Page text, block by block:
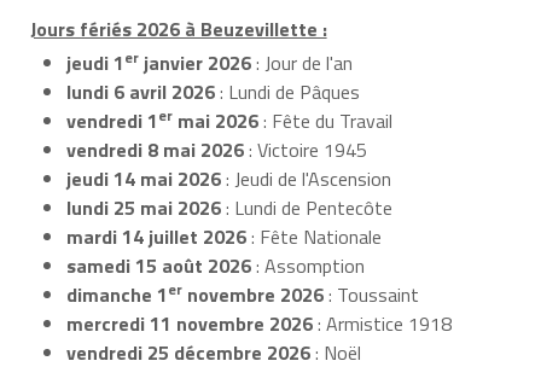
Jours fériés 2026 à Beuzevillette :
jeudi 1er janvier 2026: Jour de l'an
lundi 6 avril 2026: Lundi de Pâques
vendredi 1er mai 2026: Fête du Travail
vendredi 8 mai 2026: Victoire 1945
jeudi 14 mai 2026: Jeudi de l'Ascension
lundi 25 mai 2026: Lundi de Pentecôte
mardi 14 juillet 2026: Fête Nationale
samedi 15 août 2026: Assomption
dimanche 1er novembre 2026: Toussaint
mercredi 11 novembre 2026: Armistice 1918
vendredi 25 décembre 2026: Noël